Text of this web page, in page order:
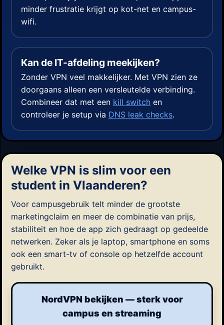
minder frustratie krijgt op kot-net en campus-
wifi.
Kan de IT-afdeling meekijken?
Zonder VPN veel makkelijker. Met VPN zien ze
doorgaans alleen een versleutelde verbinding.
Combineer dat met een kill switch en
controleer je setup via DNS leak checks.
Welke VPN is slim voor een
student in Vlaanderen?
Voor campusgebruik telt minder de grootste
marketingclaim en meer de combinatie van prijs,
stabiliteit en hoe de app zich gedraagt op gedeelde
netwerken. Zeker als je laptop, smartphone en soms
ook een smart-tv of console op hetzelfde account
gebruikt.
NordVPN bekijken — sterk voor
campus en streaming